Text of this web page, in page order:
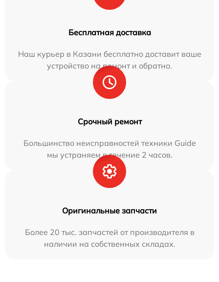
Бесплатная доставка
Наш курьер в Казани бесплатно доставит ваше
устройство на ремонт и обратно.
Срочный ремонт
Большинство неисправностей техники Guide
мы устраняем в течение 2 часов.
Оригинальные запчасти
Более 20 тыс. запчастей от производителя в
наличии на собственных складах.